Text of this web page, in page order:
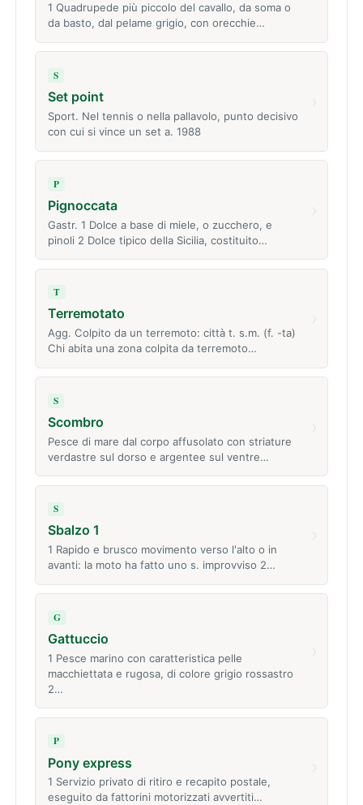
1 Quadrupede più piccolo del cavallo, da soma o
da basto, dal pelame grigio, con orecchie…
S
Set point
Sport. Nel tennis o nella pallavolo, punto decisivo
con cui si vince un set a. 1988
P
Pignoccata
Gastr. 1 Dolce a base di miele, o zucchero, e
pinoli 2 Dolce tipico della Sicilia, costituito…
T
Terremotato
Agg. Colpito da un terremoto: città t. s.m. (f. -ta)
Chi abita una zona colpita da terremoto…
S
Scombro
Pesce di mare dal corpo affusolato con striature
verdastre sul dorso e argentee sul ventre…
S
Sbalzo 1
1 Rapido e brusco movimento verso l'alto o in
avanti: la moto ha fatto uno s. improvviso 2…
G
Gattuccio
1 Pesce marino con caratteristica pelle
macchiettata e rugosa, di colore grigio rossastro
2…
P
Pony express
1 Servizio privato di ritiro e recapito postale,
eseguito da fattorini motorizzati avvertiti…